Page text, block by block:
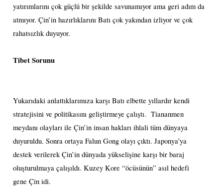
yatırımlarını çok güçlü bir şekilde savunamıyor ama geri adım da
atmıyor. Çin’in hazırlıklarını Batı çok yakından izliyor ve çok
rahatsızlık duyuyor.
Tibet Sorunu
Yukarıdaki anlattıklarımıza karşı Batı elbette yıllardır kendi
stratejisini ve politikasını geliştirmeye çalıştı. Tiananmen
meydanı olayları ile Çin’in insan hakları ihlali tüm dünyaya
duyuruldu. Sonra ortaya Falun Gong olayı çıktı. Japonya’ya
destek verilerek Çin’in dünyada yükselişine karşı bir baraj
oluşturulmaya çalışıldı. Kuzey Kore “öcüsünün” asıl hedefi
gene Çin idi.